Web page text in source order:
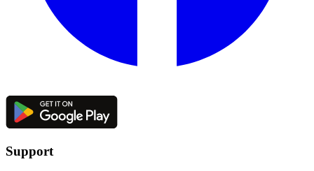
Support